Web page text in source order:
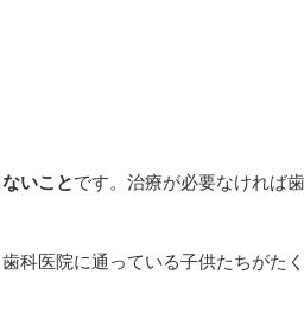
いことです。治療が必要なければ
科医院に通っている子供たちがたく